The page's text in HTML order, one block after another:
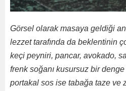
Görsel olarak masaya geldiği
lezzet tarafında da beklentinin
keçi peyniri, pancar, avokado,
frenk soğanı kusursuz bir
portakal sos ise tabağa taze ve